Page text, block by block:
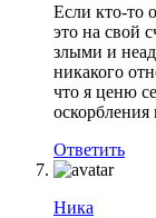
Если кто-то
это на свой
злыми и
никакого
что я ценю
оскорбления
Ответить
Ника